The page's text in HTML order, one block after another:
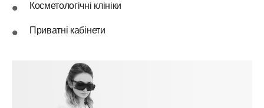
Косметологічні клініки
Приватні кабінети